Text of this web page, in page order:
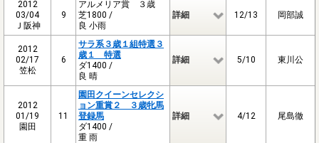
2012
03/04
Ｊ阪神
9
アルメリア賞 ３歳
芝1800 /
良 小雨
詳細 12/13 岡部誠
2012
02/17
笠松
6
サラ系３歳１組特選３
歳１ 特選
ダ1400 /
良 晴
詳細 5/10 東川公
2012
01/19
園田
11
園田クイーンセレクシ
ョン重賞２ ３歳牝馬
登録馬
ダ1400 /
重 雨
詳細 4/12 尾島徹